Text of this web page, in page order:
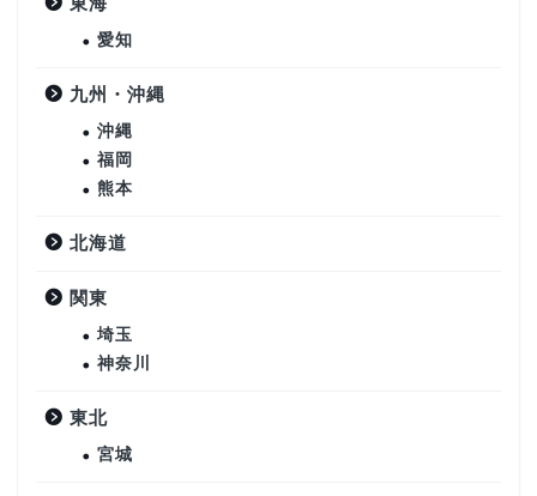
愛知
九州・沖縄
沖縄
福岡
熊本
北海道
関東
埼玉
神奈川
東北
宮城